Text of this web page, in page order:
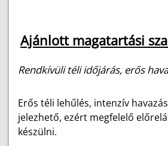
Ajánlott magatartási
Rendkívüli téli időjárás, erős
Erős téli lehűlés, intenzív
jelezhető, ezért megfelelő
készülni.